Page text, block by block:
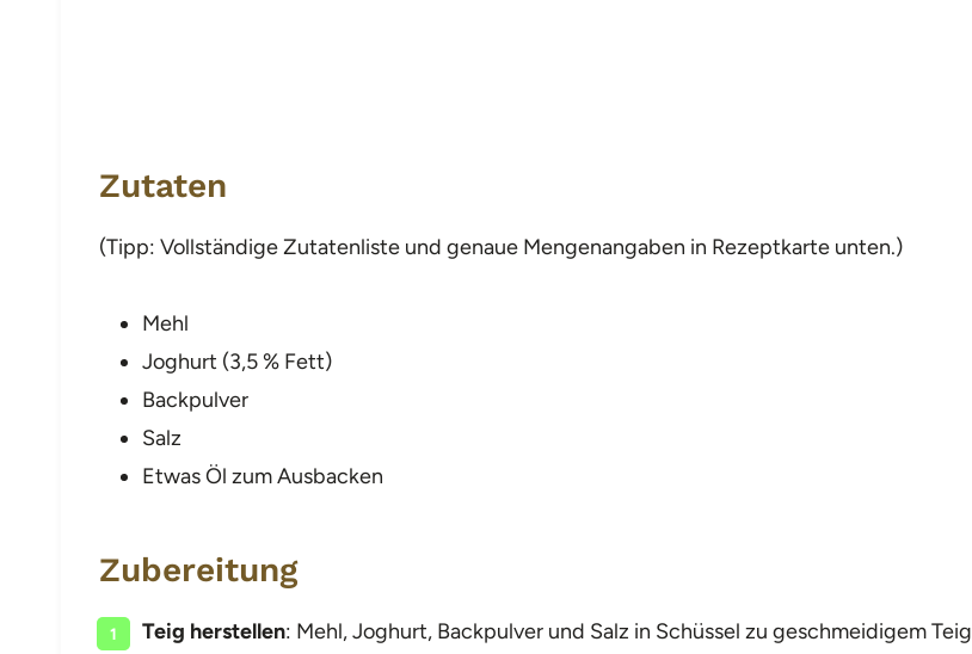
Zutaten
(Tipp: Vollständige Zutatenliste und genaue Mengenangaben in Rezeptkarte unten.)
Mehl
Joghurt (3,5 % Fett)
Backpulver
Salz
Etwas Öl zum Ausbacken
Zubereitung
Teig herstellen: Mehl, Joghurt, Backpulver und Salz in Schüssel zu geschmeidigem Teig